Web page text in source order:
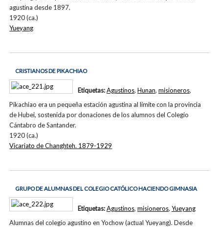
agustina desde 1897.
1920 (ca.)
Yueyang
CRISTIANOS DE PIKACHIAO
Pikachiao era un pequeña estación agustina al límite con la provincia
de Hubei, sostenida por donaciones de los alumnos del Colegio
Cántabro de Santander.
1920 (ca.)
Etiquetas:Agustinos, Hunan, misioneros,
Vicariato de Changhteh. 1879-1929
GRUPO DE ALUMNAS DEL COLEGIO CATÓLICO HACIENDO GIMNASIA
Alumnas del colegio agustino en Yochow (actual Yueyang). Desde
Etiquetas:Agustinos, misioneros, Yueyang